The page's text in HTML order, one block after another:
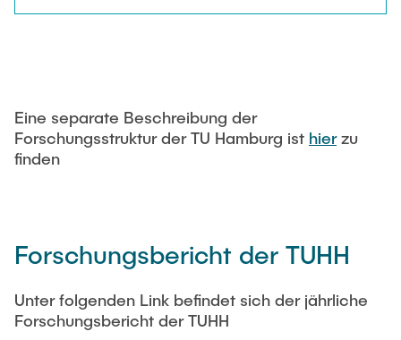
Eine separate Beschreibung der
Forschungsstruktur der TU Hamburg ist hierzu
finden
Forschungsbericht der TUHH
Unter folgenden Link befindet sich der jährliche
Forschungsbericht der TUHH